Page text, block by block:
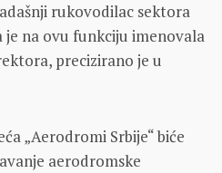
rukovodilac sektora
je na ovu funkciju imenovala
precizirano je u
„Aerodromi Srbije“ biće
aerodromske